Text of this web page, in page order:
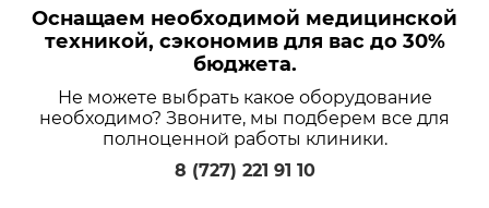
Оснащаем необходимой медицинской
техникой, сэкономив для вас до 30%
бюджета.
Не можете выбрать какое оборудование
необходимо? Звоните, мы подберем все для
полноценной работы клиники.
8 (727) 221 91 10